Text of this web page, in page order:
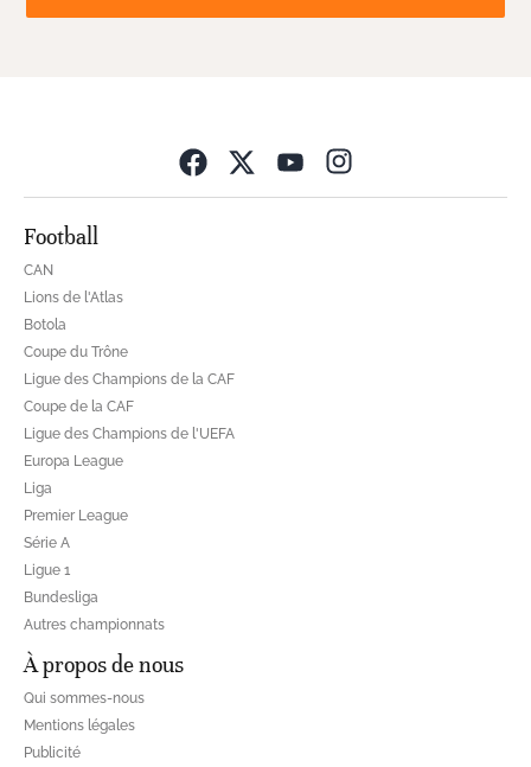
Football
CAN
Lions de l'Atlas
Botola
Coupe du Trône
Ligue des Champions de la CAF
Coupe de la CAF
Ligue des Champions de l'UEFA
Europa League
Liga
Premier League
Série A
Ligue 1
Bundesliga
Autres championnats
À propos de nous
Qui sommes-nous
Mentions légales
Publicité